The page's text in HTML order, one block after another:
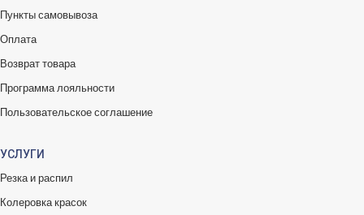
Пункты самовывоза
Оплата
Возврат товара
Программа лояльности
Пользовательское соглашение
УСЛУГИ
Резка и распил
Колеровка красок